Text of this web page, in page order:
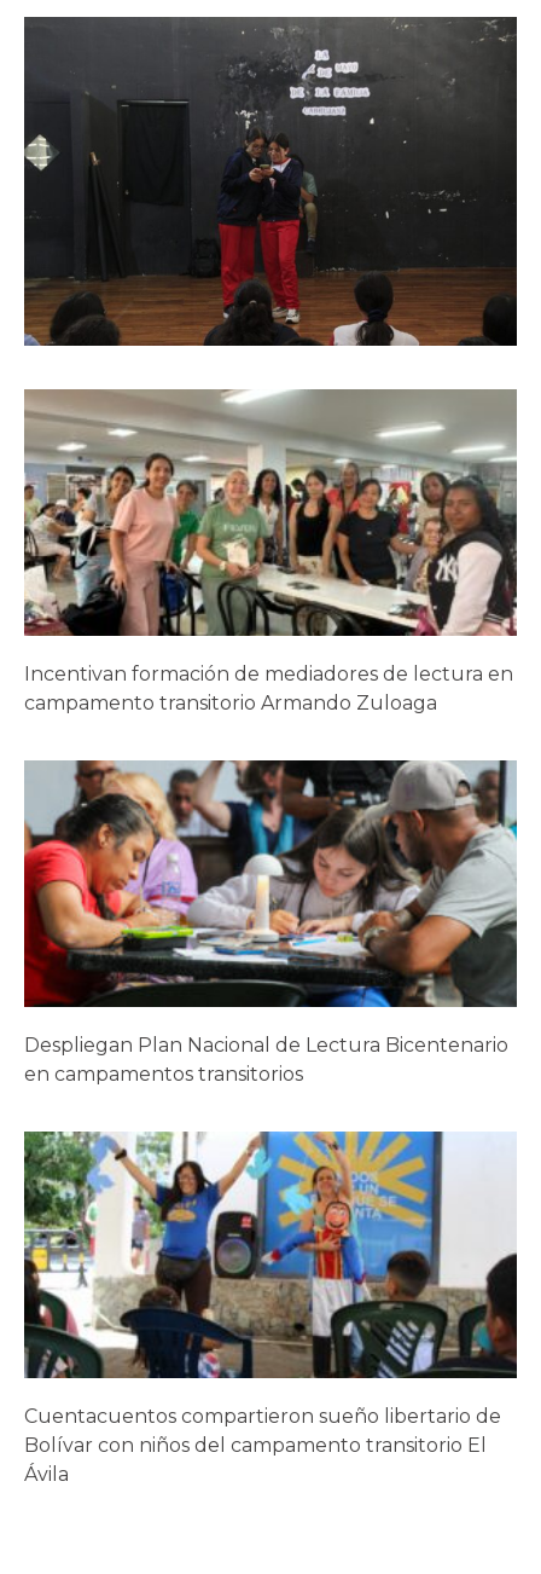
Incentivan formación de mediadores de lectura en
campamento transitorio Armando Zuloaga
Despliegan Plan Nacional de Lectura Bicentenario
en campamentos transitorios
Cuentacuentos compartieron sueño libertario de
Bolívar con niños del campamento transitorio El
Ávila